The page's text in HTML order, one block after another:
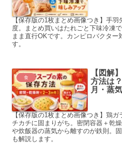
【保存版の1枚まとめ画像つき】手
度。まとめ買いはたれごと下味冷凍
まま直行OKです。カンピロバクター
す。
食
【図解
方法は
月・蒸
【保存版の1枚まとめ画像つき】鶏ガ
チカチに固まりがち。密閉容器＋乾
や炊飯器の蒸気から離すのが鉄則。
も解説します。